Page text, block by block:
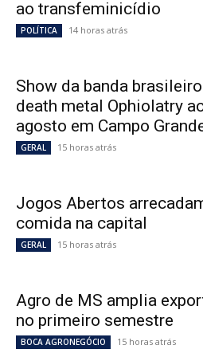
ao transfeminicídio
POLÍTICA 14 horas atrás
Show da banda
death metal Ophiolatry
agosto em Campo
GERAL 15 horas atrás
Jogos Abertos
comida na capital
GERAL 15 horas atrás
Agro de MS amplia
no primeiro semestre
BOCA AGRONEGÓCIO 15 horas atrás